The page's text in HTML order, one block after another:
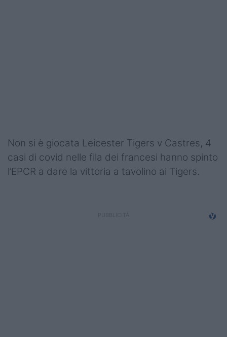
Non si è giocata Leicester Tigers v Castres, 4
casi di covid nelle fila dei francesi hanno spinto
l’EPCR a dare la vittoria a tavolino ai Tigers.